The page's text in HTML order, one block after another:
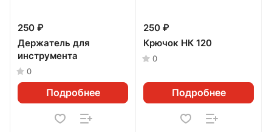
250 ₽
Держатель для
инструмента
0
Подробнее
250 ₽
Крючок НК 120
0
Подробнее